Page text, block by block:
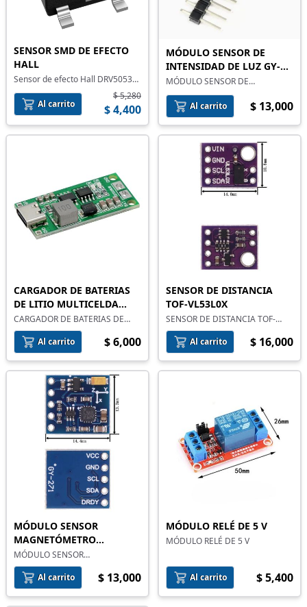
SENSOR SMD DE EFECTO
HALL
Sensor de efecto Hall DRV5053
de montaje superficial
Al carrito
$ 5,280
$ 4,400
MÓDULO SENSOR DE
INTENSIDAD DE LUZ GY-
302 BH1750
MÓDULO SENSOR DE
INTENSIDAD DE LUZ GY-302
BH1750Al carrito $ 13,000
CARGADOR DE BATERIAS
DE LITIO MULTICELDA
TIPO C
CARGADOR DE BATERIAS DE
LITIO MULTICELDA TIPO C
Al carrito
$ 6,000
SENSOR DE DISTANCIA
TOF-VL53L0X
SENSOR DE DISTANCIA TOF-
VL53L0X
Al carrito
$ 16,000
MÓDULO SENSOR
MAGNETÓMETRO
BRÚJULA HMC5883 GY-271
MÓDULO SENSOR
MAGNETÓMETRO BRÚJULA
HMC5883 GY-271
Al carrito $ 13,000
MÓDULO RELÉ DE 5 V
MÓDULO RELÉ DE 5 V
Al carrito $ 5,400